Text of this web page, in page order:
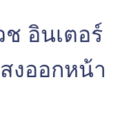
ช อินเตอร์
งออกหน้า